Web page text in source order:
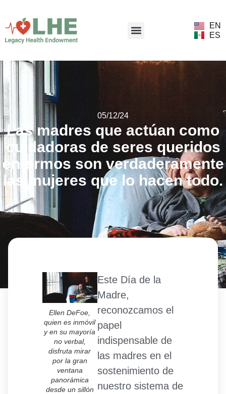
EN
ES
05/12/24
Las madres que actúan como
cuidadoras de seres queridos
enfermos son verdaderamente
las mujeres que lo hacen todo.
Ellen DeFoe,
quien es inmóvil
y en su mayoría
no verbal,
disfruta mirar
por la gran
ventana
panorámica
desde un sillón
Este Día de la
Madre,
reconozcamos el
papel
indispensable de
las madres en el
sostenimiento de
nuestro sistema de